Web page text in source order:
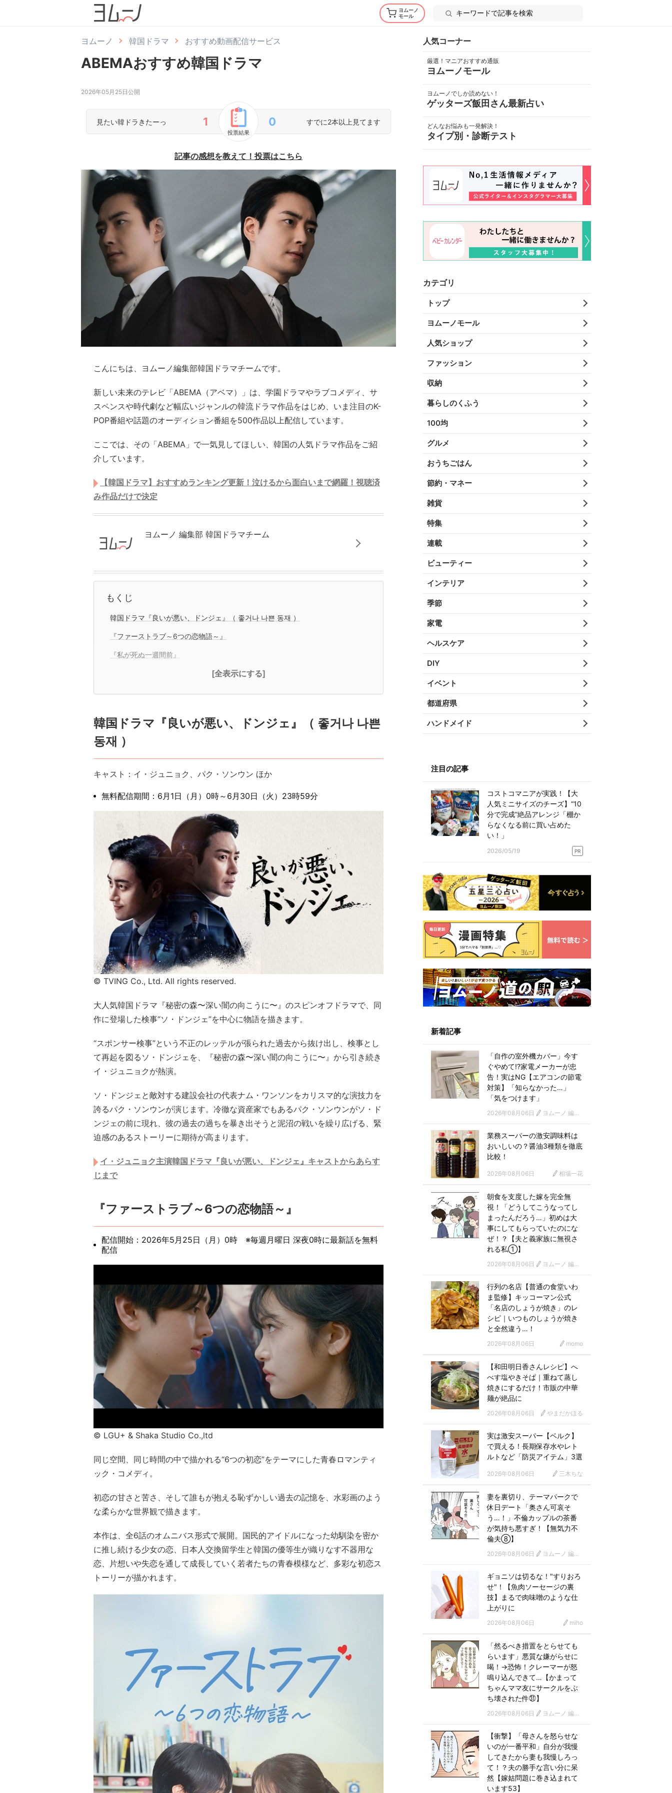
ヨムーノ
モール
ヨムーノ 韓国ドラマ おすすめ動画配信サービス
ABEMAおすすめ韓国ドラマ
2026年05月25日公開
投票結果
見たい韓ドラきたーっ 1 すでに2本以上見てます
0
記事の感想を教えて！投票はこちら
こんにちは、ヨムーノ編集部韓国ドラマチームです。
新しい未来のテレビ「ABEMA（アベマ）」は、学園ドラマやラブコメディ、サ
スペンスや時代劇など幅広いジャンルの韓流ドラマ作品をはじめ、いま注目のK-
POP番組や話題のオーディション番組を500作品以上配信しています。
ここでは、その「ABEMA」で一気見してほしい、韓国の人気ドラマ作品をご紹
介しています。
【韓国ドラマ】おすすめランキング更新！泣けるから面白いまで網羅！視聴済
み作品だけで決定
ヨムーノ 編集部 韓国ドラマチーム
もくじ
韓国ドラマ『良いが悪い、ドンジェ』（ 좋거나 나쁜 동재 ）
『ファーストラブ～6つの恋物語～』
『私が死ぬ一週間前』
[全表示にする]
韓国ドラマ『良いが悪い、ドンジェ』（ 좋거나 나쁜
동재 ）
キャスト：イ・ジュニョク、パク・ソンウン ほか
無料配信期間：6月1日（月）0時～6月30日（火）23時59分
© TVING Co., Ltd. All rights reserved.
大人気韓国ドラマ『秘密の森〜深い闇の向こうに〜』のスピンオフドラマで、同
作に登場した検事“ソ・ドンジェ”を中心に物語を描きます。
“スポンサー検事”という不正のレッテルが張られた過去から抜け出し、検事とし
て再起を図るソ・ドンジェを、『秘密の森〜深い闇の向こうに〜』から引き続き
イ・ジュニョクが熱演。
ソ・ドンジェと敵対する建設会社の代表ナム・ワンソンをカリスマ的な演技力を
誇るパク・ソンウンが演じます。冷徹な資産家でもあるパク・ソンウンがソ・ド
ンジェの前に現れ、彼の過去の過ちを暴き出そうと泥沼の戦いを繰り広げる、緊
迫感のあるストーリーに期待が高まります。
イ・ジュニョク主演韓国ドラマ『良いが悪い、ドンジェ』キャストからあらす
じまで
『ファーストラブ～6つの恋物語～』
配信開始：2026年5月25日（月）0時 ※毎週月曜日 深夜0時に最新話を無料
配信
© LGU+ & Shaka Studio Co.,ltd
同じ空間、同じ時間の中で描かれる“6つの初恋”をテーマにした青春ロマンティ
ック・コメディ。
初恋の甘さと苦さ、そして誰もが抱える恥ずかしい過去の記憶を、水彩画のよう
な柔らかな世界観で描きます。
本作は、全6話のオムニバス形式で展開。国民的アイドルになった幼馴染を密か
に推し続ける少女の恋、日本人交換留学生と韓国の優等生が織りなす不器用な
恋、片想いや失恋を通して成長していく若者たちの青春模様など、多彩な初恋ス
トーリーが描かれます。
人気コーナー
厳選！マニアおすすめ通販
ヨムーノモール
ヨムーノでしか読めない！
ゲッターズ飯田さん最新占い
どんなお悩みも一発解決！
タイプ別・診断テスト
カテゴリ
トップ
ヨムーノモール
人気ショップ
ファッション
収納
暮らしのくふう
100均
グルメ
おうちごはん
節約・マネー
雑貨
特集
連載
ビューティー
インテリア
季節
家電
ヘルスケア
DIY
イベント
都道府県
ハンドメイド
注目の記事
コストコマニアが実践！【大
人気ミニサイズのチーズ】“10
分で完成”絶品アレンジ「棚か
らなくなる前に買い占めた
い！」
2026/05/19 PR
新着記事
「自作の室外機カバー」今す
ぐやめて!?家電メーカーが忠
告！実はNG【エアコンの節電
対策】「知らなかった…」
「気をつけます」
2026年08月06日 ヨムーノ 編集部
業務スーパーの激安調味料は
おいしいの？醤油3種類を徹底
比較！
2026年08月06日 相場一花
朝食を支度した嫁を完全無
視！「どうしてこうなってし
まったんだろう…」初めは大
事にしてもらっていたのにな
ぜ！？【夫と義家族に無視さ
れる私①】
2026年08月06日 ヨムーノ 編集部 漫画チーム
行列の名店【普通の食堂いわ
ま監修】キッコーマン公式
「名店のしょうが焼き」のレ
シピ｜いつものしょうが焼き
と全然違う…！
2026年08月06日 momo
【和田明日香さんレシピ】へ
べす塩やきそば｜重ねて蒸し
焼きにするだけ！市販の中華
麺が絶品に
2026年08月06日 やまだかほる
実は激安スーパー【ベルク】
で買える！長期保存水やレト
ルトなど「防災アイテム」3選
2026年08月06日 三木ちな
妻を裏切り、テーマパークで
休日デート「奥さん可哀そ
う…！」不倫カップルの茶番
が気持ち悪すぎ！【無気力不
倫夫⑧】
2026年08月06日 ヨムーノ 編集部 漫画チーム
ギョニソは切るな！"すりおろ
せ"！【魚肉ソーセージの裏
技】まるで肉味噌のような仕
上がりに
2026年08月06日 miho
「然るべき措置をとらせても
らいます」悪質な嫌がらせに
喝！→恐怖！クレーマーが怒
鳴り込んできて…【かまって
ちゃんママ友にサークルをぶ
ち壊された件㉛】
2026年08月06日 ヨムーノ 編集部 漫画チーム
【衝撃】「母さんを怒らせな
いのが一番平和」自分が我慢
してきたから妻も我慢しろっ
て！？夫の勝手な言い分に呆
然【嫁姑問題に巻き込まれて
います53】